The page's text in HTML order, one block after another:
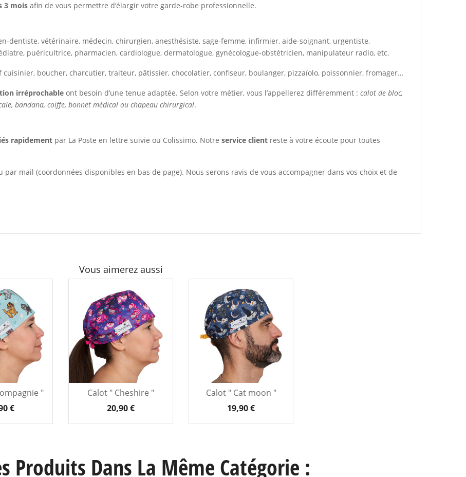
3 mois afin de vous permettre d’élargir votre garde-robe professionnelle.
dentiste, vétérinaire, médecin, chirurgien, anesthésiste, sage-femme, infirmier, aide-soignant, urgentiste,
puéricultrice, pharmacien, cardiologue, dermatologue, gynécologue-obstétricien, manipulateur radio, etc.
cuisinier, boucher, charcutier, traiteur, pâtissier, chocolatier, confiseur, boulanger, pizzaïolo, poissonnier, fromager…
irréprochable ont besoin d’une tenue adaptée. Selon votre métier, vous l’appellerez différemment : calot de bloc,
bandana, coiffe, bonnet médical ou chapeau chirurgical.
rapidement par La Poste en lettre suivie ou Colissimo. Notre service client reste à votre écoute pour toutes
par mail (coordonnées disponibles en bas de page). Nous serons ravis de vous accompagner dans vos choix et de
Vous aimerez aussi
"
€
Calot " Cheshire "
20,90 €
Calot " Cat moon "
19,90 €
Produits Dans La Même Catégorie :